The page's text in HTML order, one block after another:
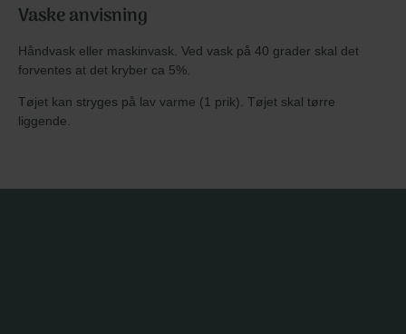
Vaske anvisning
Håndvask eller maskinvask. Ved vask på 40 grader skal det
forventes at det kryber ca 5%.
Tøjet kan stryges på lav varme (1 prik). Tøjet skal tørre
liggende.